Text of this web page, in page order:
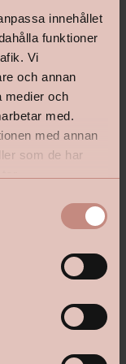
innehållet
funktioner
Vi
och annan
medier och
med.
med annan
som de har
Väggfärg Lycke Helmatt
99 kr